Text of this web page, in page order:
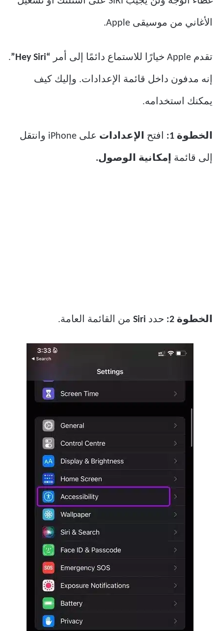
الأغاني من موسيقى Apple.
تقدم Apple خيارًا للاستماع دائمًا إلى أمر “Hey Siri”
.
إنه مدفون داخل قائمة الإعدادات. وإليك كيف
يمكنك استخدامه.
الخطوة 1: افتح الإعدادات على iPhone وانتقل
إلى قائمة إمكانية الوصول.
الخطوة 2: حدد Siri من القائمة العامة.